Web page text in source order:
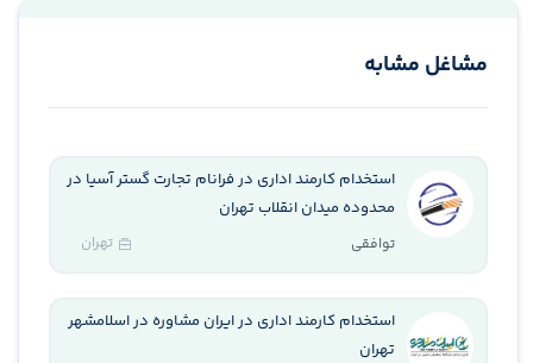
مشاغل مشابه
استخدام کارمند اداری در فرانام تجارت گستر آسیا در
محدوده میدان انقلاب تهران
توافقی تهران
استخدام کارمند اداری در ایران مشاوره در اسلامشهر
تهران